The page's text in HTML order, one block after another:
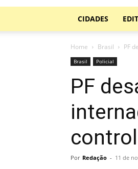
CIDADES
Home Brasil PF
Brasil Policial
PF
Por Redação - 11 de